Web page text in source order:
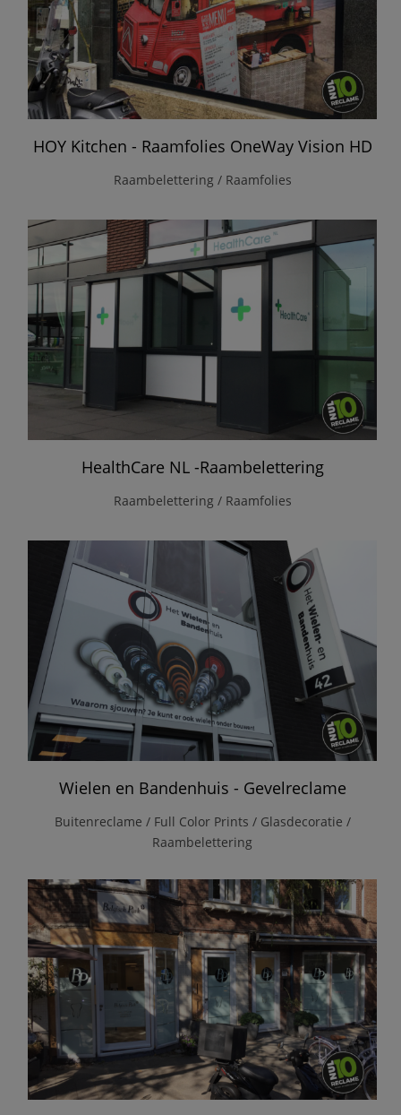
HOY Kitchen - Raamfolies OneWay Vision HD
Raambelettering / Raamfolies
HealthCare NL -Raambelettering
Raambelettering / Raamfolies
Wielen en Bandenhuis - Gevelreclame
Buitenreclame / Full Color Prints / Glasdecoratie /
Raambelettering